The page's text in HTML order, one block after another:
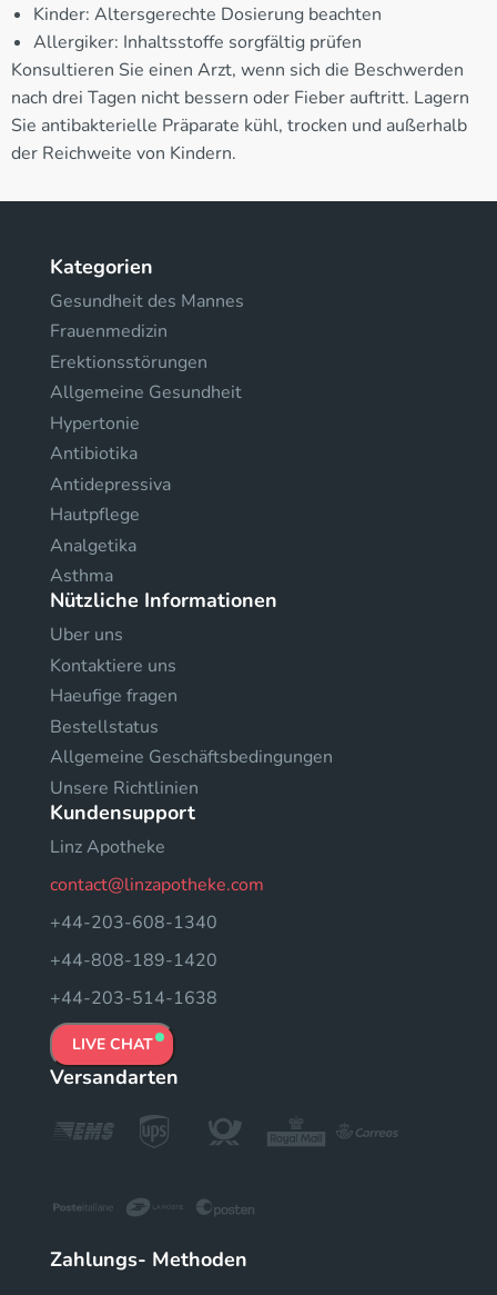
Kinder: Altersgerechte Dosierung beachten
Allergiker: Inhaltsstoffe sorgfältig prüfen
Konsultieren Sie einen Arzt, wenn sich die Beschwerden
nach drei Tagen nicht bessern oder Fieber auftritt. Lagern
Sie antibakterielle Präparate kühl, trocken und außerhalb
der Reichweite von Kindern.
Kategorien
Gesundheit des Mannes
Frauenmedizin
Erektionsstörungen
Allgemeine Gesundheit
Hypertonie
Antibiotika
Antidepressiva
Hautpflege
Analgetika
Asthma
Nützliche Informationen
Uber uns
Kontaktiere uns
Haeufige fragen
Bestellstatus
Allgemeine Geschäftsbedingungen
Unsere Richtlinien
Kundensupport
Linz Apotheke
contact@linzapotheke.com
+44-203-608-1340
+44-808-189-1420
+44-203-514-1638
LIVE CHAT
Versandarten
Zahlungs- Methoden